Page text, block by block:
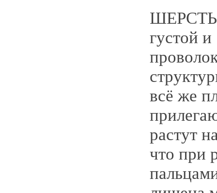
густой и
всё же
растут
что при